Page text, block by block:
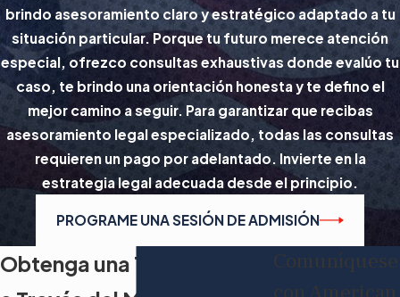
brindo asesoramiento claro y estratégico adaptado a tu
situación particular. Porque tu futuro merece atención
especial, ofrezco consultas exhaustivas donde evalúo tu
caso, te brindo una orientación honesta y te defino el
mejor camino a seguir. Para garantizar que recibas
asesoramiento legal especializado, todas las consultas
requieren un pago por adelantado. Invierte en la
estrategia legal adecuada desde el principio.
PROGRAME UNA SESIÓN DE ADMISIÓN
Obtenga una Tarjeta Verde
Comuníquese